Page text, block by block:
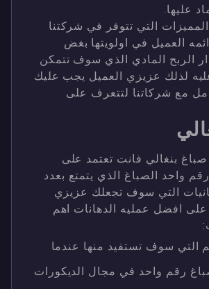
عليها.
التي تتوفر في شركتنا
العميل في اولويتها بغض
الربح المادي الذي سوف تتمكن
لذلك عزيزي العميل يجب عليك
مع شركاتنا لتتعرف على
صباغ بنغالي فانت تعتمد على
واحد الصباغ الذي يتمتع بعدد
التي سوف تجعلك عزيزي
افضل عمليه الدهانات اهم
التي سوف تستفيد منها عندما
رقم واحد في مجال الديكورات